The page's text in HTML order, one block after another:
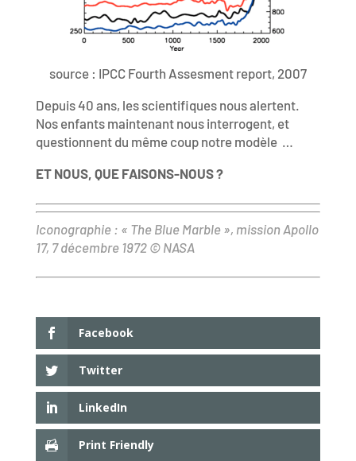
source : IPCC Fourth Assesment report, 2007
Depuis 40 ans, les scientifiques nous alertent.
Nos enfants maintenant nous interrogent, et
questionnent du même coup notre modèle …
ET NOUS, QUE FAISONS-NOUS ?
Iconographie : « The Blue Marble », mission Apollo
17, 7 décembre 1972 © NASA
Facebook
Twitter
LinkedIn
Print Friendly